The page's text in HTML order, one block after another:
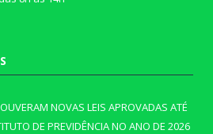
NOVAS LEIS APROVADAS ATÉ
DE PREVIDÊNCIA NO ANO DE 2026